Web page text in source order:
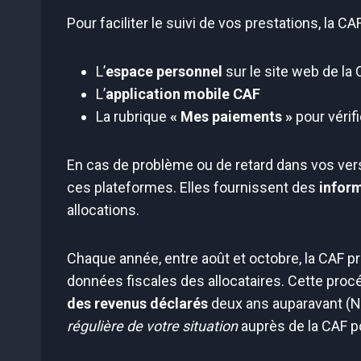
Pour faciliter le suivi de vos prestations, la
L’espace personnel sur le site web de la
L’application mobile CAF
La rubrique « Mes paiements » pour
En cas de problème ou de retard dans vos
ces plateformes. Elles fournissent des
allocations.
Chaque année, entre août et octobre, la CAF
données fiscales des allocataires. Cette
des revenus déclarés deux ans auparavant
régulière de votre situationauprès de la CAF